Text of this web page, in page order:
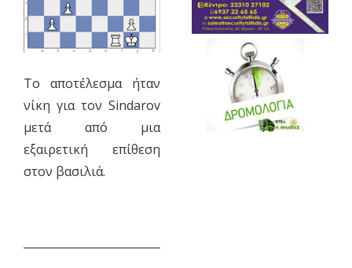
Το αποτέλεσμα ήταν
νίκη για τον Sindarov
μετά από μια
εξαιρετική επίθεση
στον βασιλιά.